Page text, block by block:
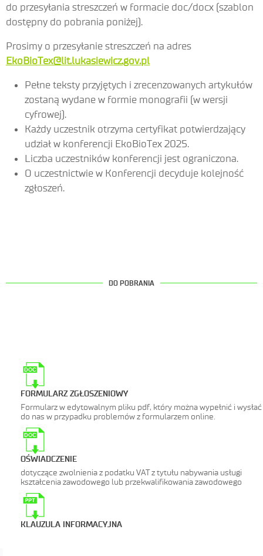
do przesyłania streszczeń w formacie doc/docx (szablon
dostępny do pobrania poniżej).
Prosimy o przesyłanie streszczeń na adres
EkoBioTex@lit.lukasiewicz.gov.pl
Pełne teksty przyjętych i zrecenzowanych artykułów
zostaną wydane w formie monografii (w wersji
cyfrowej).
Każdy uczestnik otrzyma certyfikat potwierdzający
udział w konferencji EkoBioTex 2025.
Liczba uczestników konferencji jest ograniczona.
O uczestnictwie w Konferencji decyduje kolejność
zgłoszeń.
DO POBRANIA
DOC
FORMULARZ ZGŁOSZENIOWY
Formularz w edytowalnym pliku pdf, który można wypełnić i wysłać
do nas w przypadku problemów z formularzem online.
DOC
OŚWIADCZENIE
dotyczące zwolnienia z podatku VAT z tytułu nabywania usługi
kształcenia zawodowego lub przekwalifikowania zawodowego
KLAUZULA INFORMACYJNA